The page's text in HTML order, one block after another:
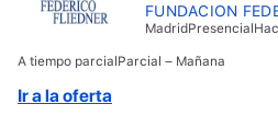
FUNDACION
MadridPresencial
A tiempo parcialParcial – Mañana
Ir a la oferta